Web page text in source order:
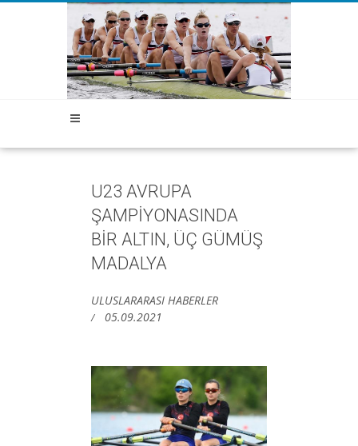
U23 AVRUPA
ŞAMPİYONASINDA
BİR ALTIN, ÜÇ GÜMÜŞ
MADALYA
ULUSLARARASI HABERLER
05.09.2021